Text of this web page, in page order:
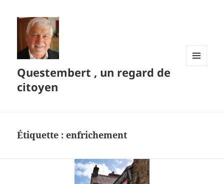
Questembert , un regard de
citoyen
Étiquette :enfrichement